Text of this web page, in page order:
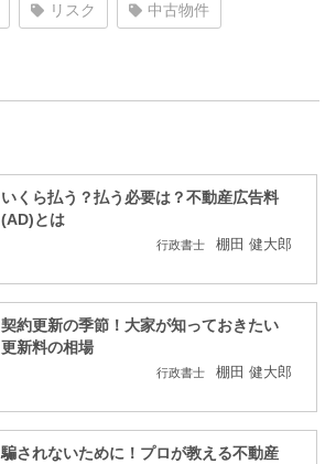
リスク 中古物件
いくら払う？払う必要は？不動産広告料
(AD)とは
行政書士 棚田 健大郎
契約更新の季節！大家が知っておきたい
更新料の相場
行政書士 棚田 健大郎
騙されないために！プロが教える不動産